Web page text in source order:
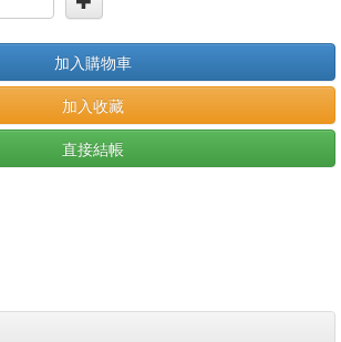
加入購物車
加入收藏
直接結帳